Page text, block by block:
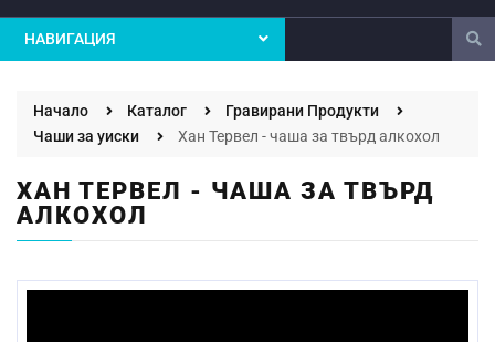
НАВИГАЦИЯ
Начало Каталог
Гравирани Продукти
Чаши за уиски
Хан Тервел - чаша за твърд алкохол
ХАН ТЕРВЕЛ - ЧАША ЗА ТВЪРД
АЛКОХОЛ